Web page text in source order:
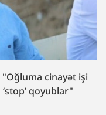
"Oğluma cinayət işi
‘stop’ qoyublar"